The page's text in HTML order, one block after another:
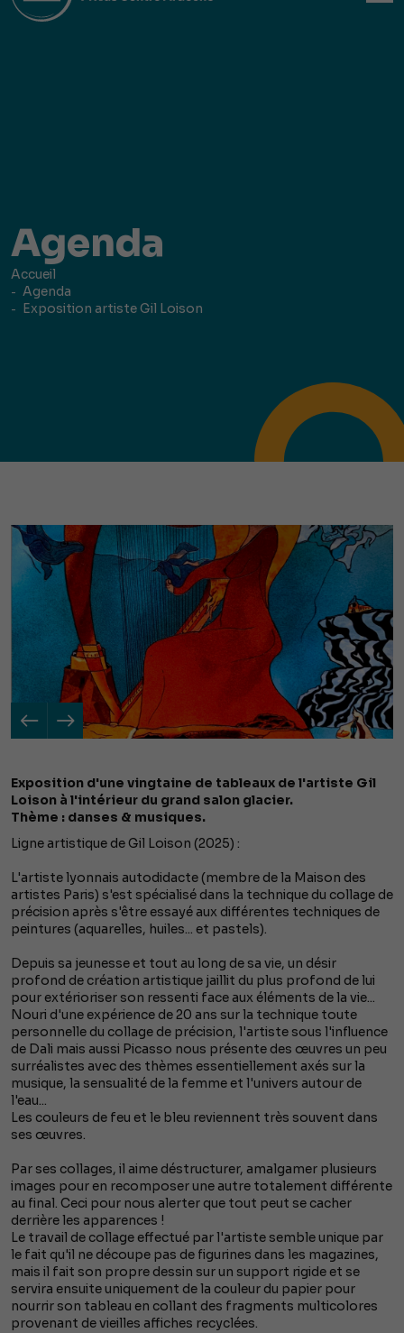
Agenda
Accueil
Agenda
Exposition artiste Gil Loison
Exposition d'une vingtaine de tableaux de l'artiste Gil
Loison à l'intérieur du grand salon glacier.
Thème : danses & musiques.
Ligne artistique de Gil Loison (2025) :
L'artiste lyonnais autodidacte (membre de la Maison des
artistes Paris) s'est spécialisé dans la technique du collage de
précision après s'être essayé aux différentes techniques de
peintures (aquarelles, huiles... et pastels).
Depuis sa jeunesse et tout au long de sa vie, un désir
profond de création artistique jaillit du plus profond de lui
pour extérioriser son ressenti face aux éléments de la vie...
Nouri d'une expérience de 20 ans sur la technique toute
personnelle du collage de précision, l'artiste sous l'influence
de Dali mais aussi Picasso nous présente des œuvres un peu
surréalistes avec des thèmes essentiellement axés sur la
musique, la sensualité de la femme et l'univers autour de
l'eau...
Les couleurs de feu et le bleu reviennent très souvent dans
ses œuvres.
Par ses collages, il aime déstructurer, amalgamer plusieurs
images pour en recomposer une autre totalement différente
au final. Ceci pour nous alerter que tout peut se cacher
derrière les apparences !
Le travail de collage effectué par l'artiste semble unique par
le fait qu'il ne découpe pas de figurines dans les magazines,
mais il fait son propre dessin sur un support rigide et se
servira ensuite uniquement de la couleur du papier pour
nourrir son tableau en collant des fragments multicolores
provenant de vieilles affiches recyclées.